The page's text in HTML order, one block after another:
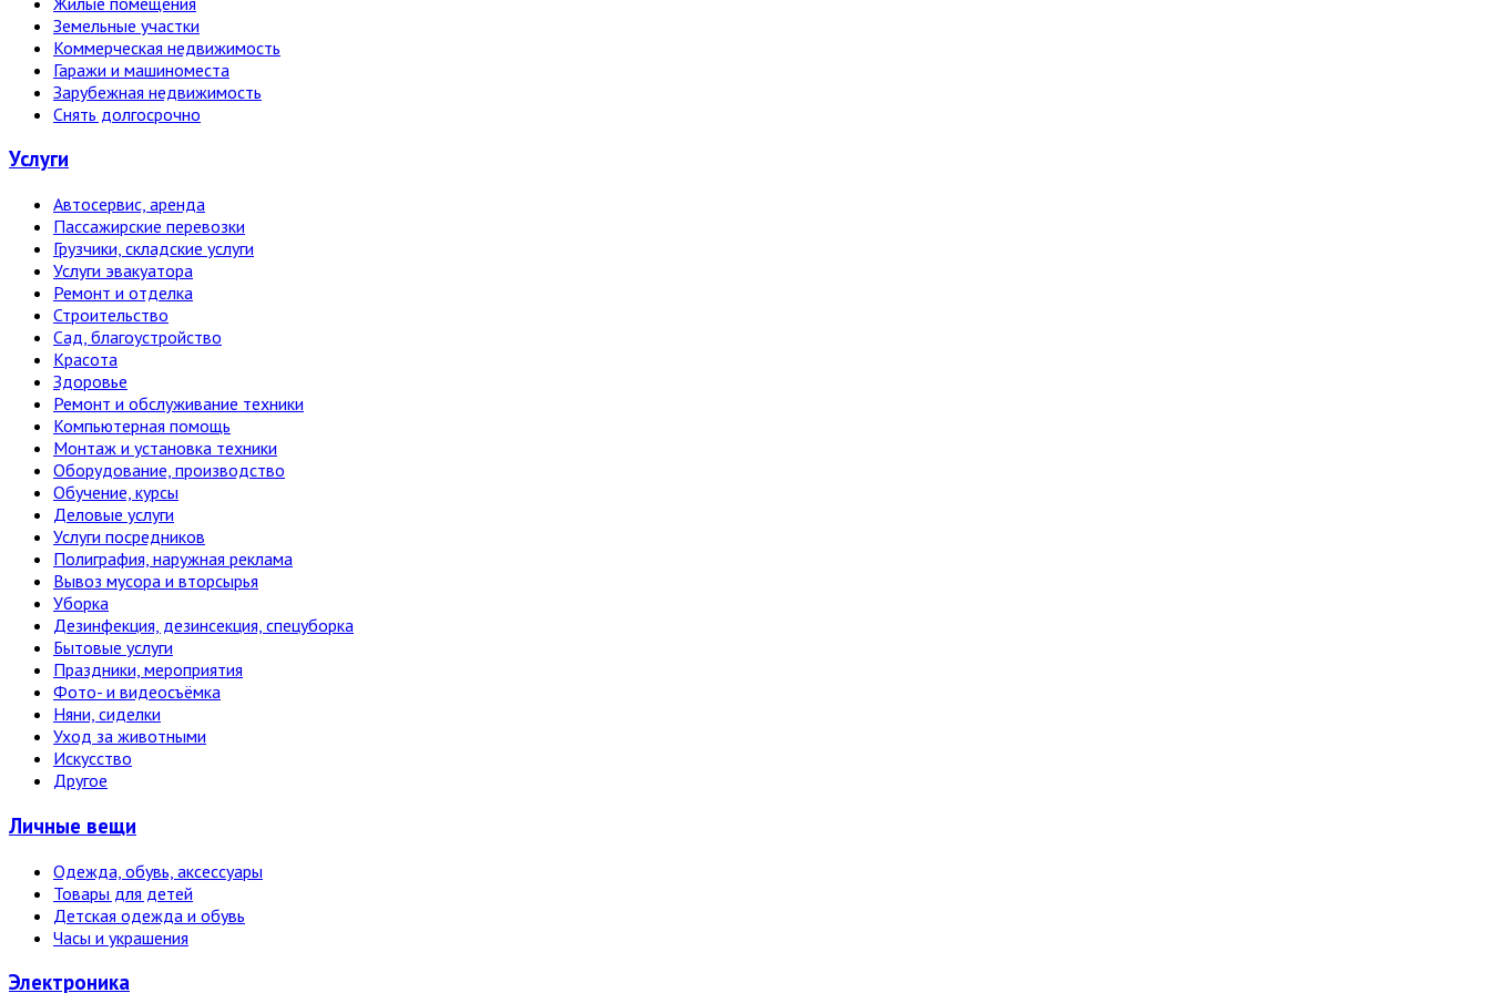
Земельные участки
Коммерческая недвижимость
Гаражи и машиноместа
Зарубежная недвижимость
Снять долгосрочно
Услуги
Автосервис, аренда
Пассажирские перевозки
Грузчики, складские услуги
Услуги эвакуатора
Ремонт и отделка
Строительство
Сад, благоустройство
Красота
Здоровье
Ремонт и обслуживание техники
Компьютерная помощь
Монтаж и установка техники
Оборудование, производство
Обучение, курсы
Деловые услуги
Услуги посредников
Полиграфия, наружная реклама
Вывоз мусора и вторсырья
Уборка
Дезинфекция, дезинсекция, спецуборка
Бытовые услуги
Праздники, мероприятия
Фото- и видеосъёмка
Няни, сиделки
Уход за животными
Искусство
Другое
Личные вещи
Одежда, обувь, аксессуары
Товары для детей
Детская одежда и обувь
Часы и украшения
Электро­ника